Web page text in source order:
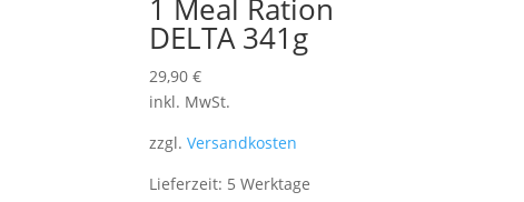
1 Meal Ration
DELTA 341g
29,90€
inkl. MwSt.
zzgl.Versandkosten
Lieferzeit: 5 Werktage